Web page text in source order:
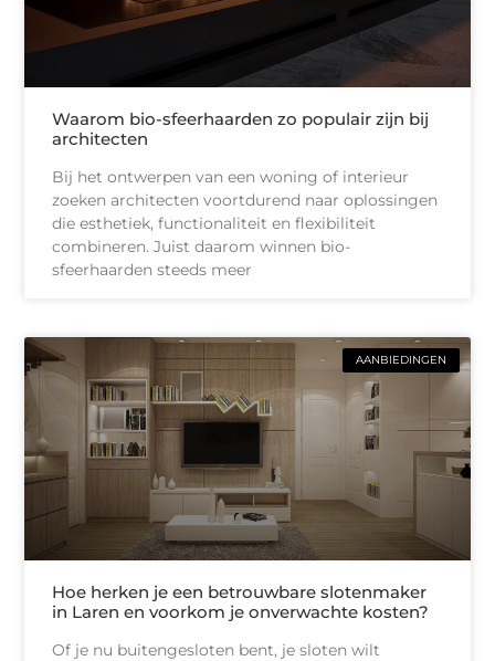
Waarom bio-sfeerhaarden zo populair zijn bij
architecten
Bij het ontwerpen van een woning of interieur
zoeken architecten voortdurend naar oplossingen
die esthetiek, functionaliteit en flexibiliteit
combineren. Juist daarom winnen bio-
sfeerhaarden steeds meer
AANBIEDINGEN
Hoe herken je een betrouwbare slotenmaker
in Laren en voorkom je onverwachte kosten?
Of je nu buitengesloten bent, je sloten wilt